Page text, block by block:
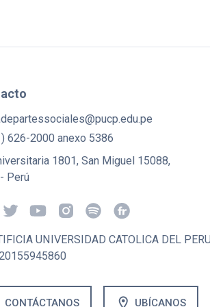
626-2000 anexo 5386
1801, San Miguel 15088,
Perú
UNIVERSIDAD CATOLICA DEL
CONTÁCTANOS location_on UBÍCANOS